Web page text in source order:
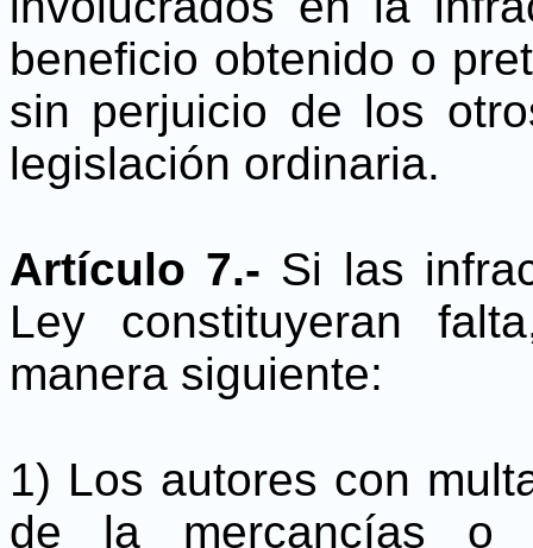
beneficio obtenido o
sin perjuicio de los
legislación ordinaria.
Artículo 7.- Si las
Ley constituyeran
manera siguiente:
1) Los autores con
de la mercancías o